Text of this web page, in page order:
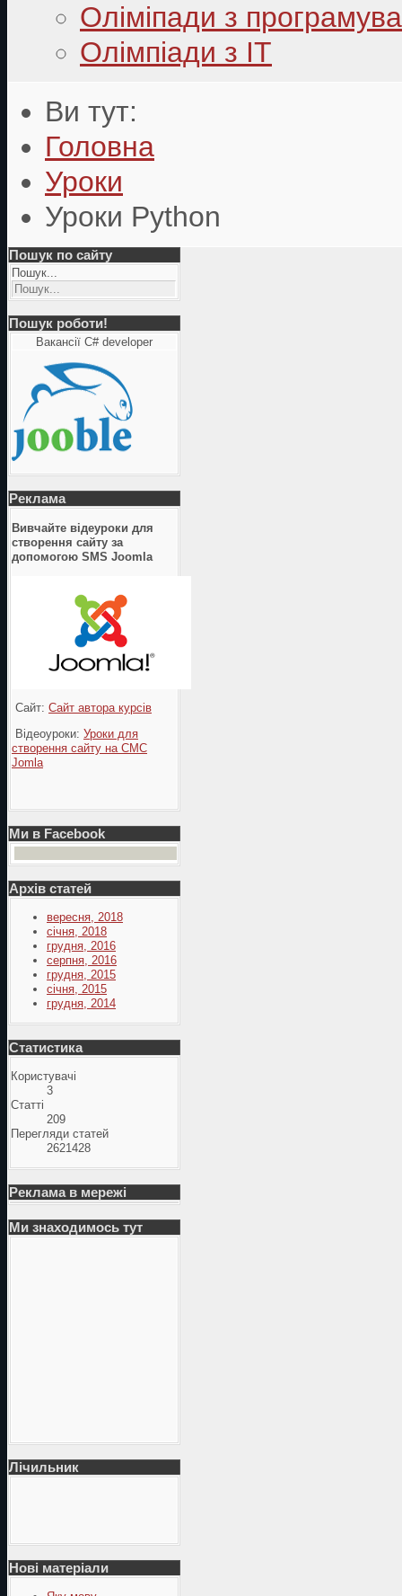
Оліміпади з
Олімпіади з ІТ
Ви тут:
Головна
Уроки
Уроки Python
Пошук по сайту
Пошук...
Пошук роботи!
Вакансії C# developer
Реклама
Вивчайте відеуроки для
створення сайту за
допомогою SMS Joomla
Сайт: Сайт автора курсів
Відеоуроки: Уроки для
створення сайту на СМС
Jomla
Ми в Facebook
Архів статей
вересня, 2018
січня, 2018
грудня, 2016
серпня, 2016
грудня, 2015
січня, 2015
грудня, 2014
Статистика
Користувачі
3
Статті
209
Перегляди статей
2621428
Реклама в мережі
Ми знаходимось тут
Лічильник
Нові матеріали